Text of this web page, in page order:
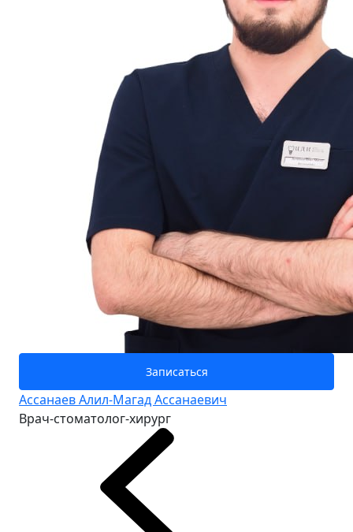
Записаться
Ассанаев Алил-Магад Ассанаевич
Врач-стоматолог-хирург